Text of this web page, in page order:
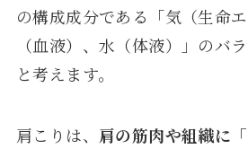
の構成成分である「気（生命
（血液）、水（体液）」のバ
と考えます。
肩こりは、 肩の筋肉や組織に